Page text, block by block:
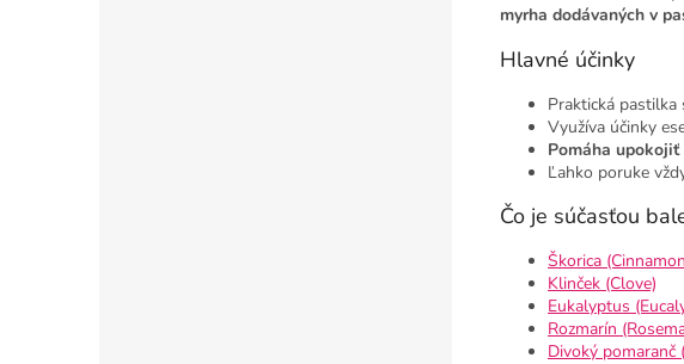
myrha dodávaných v
Hlavné účinky
Praktická
Využíva účinky
Pomáha
Ľahko poruke
Čo je súčasťou
Škorica
Klinček (Clove)
Eukalyptus
Rozmarín
Divoký pomaranč